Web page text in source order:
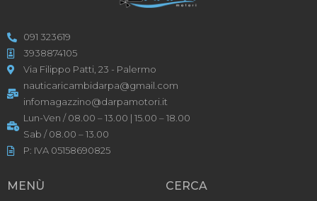
091 323619
3938874105
Via Filippo Patti, 23 - Palermo
nauticaricambidarpa@gmail.com
infomagazzino@darpamotori.it
Lun-Ven / 08.00 – 13.00 | 15.00 – 18.00
Sab / 08.00 – 13.00
P: IVA 05158690825
MENÙ CERCA